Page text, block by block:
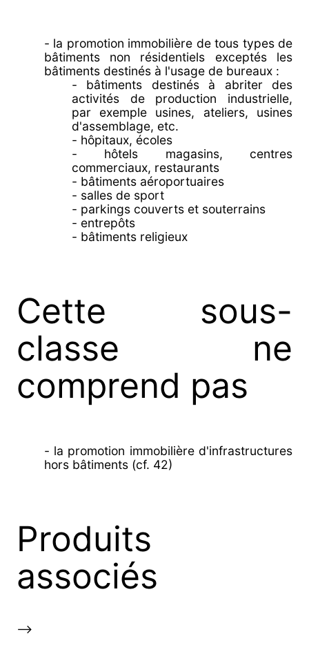
- la promotion immobilière de tous types de
bâtiments non résidentiels exceptés les
bâtiments destinés à l'usage de bureaux :
- bâtiments destinés à abriter des
activités de production industrielle,
par exemple usines, ateliers, usines
d'assemblage, etc.
- hôpitaux, écoles
- hôtels magasins, centres
commerciaux, restaurants
- bâtiments aéroportuaires
- salles de sport
- parkings couverts et souterrains
- entrepôts
- bâtiments religieux
Cette sous-
classe ne
comprend pas
- la promotion immobilière d'infrastructures
hors bâtiments (cf. 42)
Produits
associés
-->